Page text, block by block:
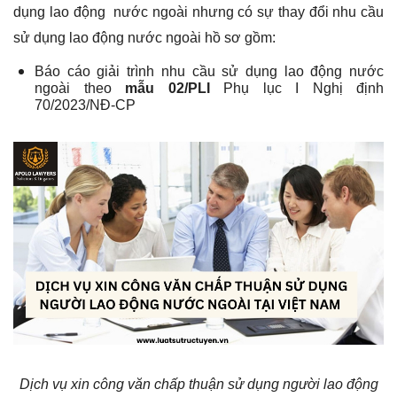
dụng lao động nước ngoài nhưng có sự thay đổi nhu cầu
sử dụng lao động nước ngoài hồ sơ gồm:
Báo cáo giải trình nhu cầu sử dụng lao động nước
ngoài theo mẫu 02/PLI
Phụ lục I Nghị định
70/2023/NĐ-CP
Dịch vụ xin công văn chấp thuận sử dụng người lao động